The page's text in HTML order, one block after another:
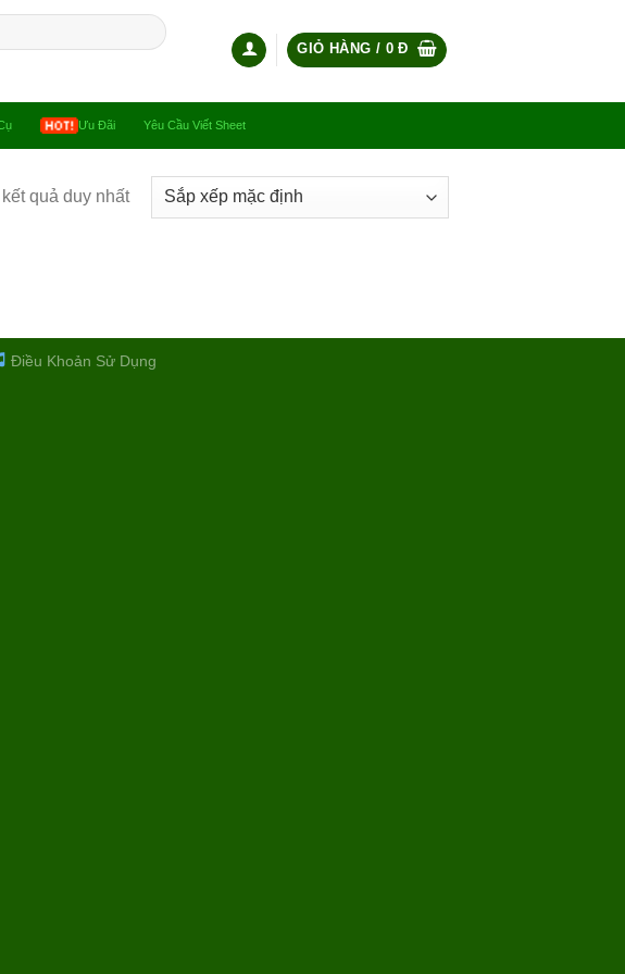
GIỎ HÀNG / 0Đ
Ưu Đãi Yêu Cầu Viết Sheet
quả duy nhất
Điều Khoản Sử Dụng